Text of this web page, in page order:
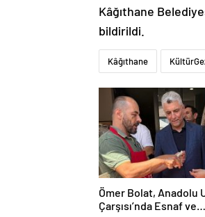
Kâğıthane
bildirildi.
Kâğıthane
Ömer Bolat, Anadolu
Çarşısı’nda Esnaf ve